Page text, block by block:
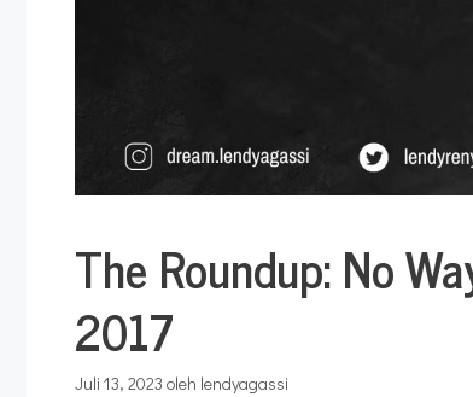
The Roundup: No
2017
Juli 13, 2023 oleh lendyagassi